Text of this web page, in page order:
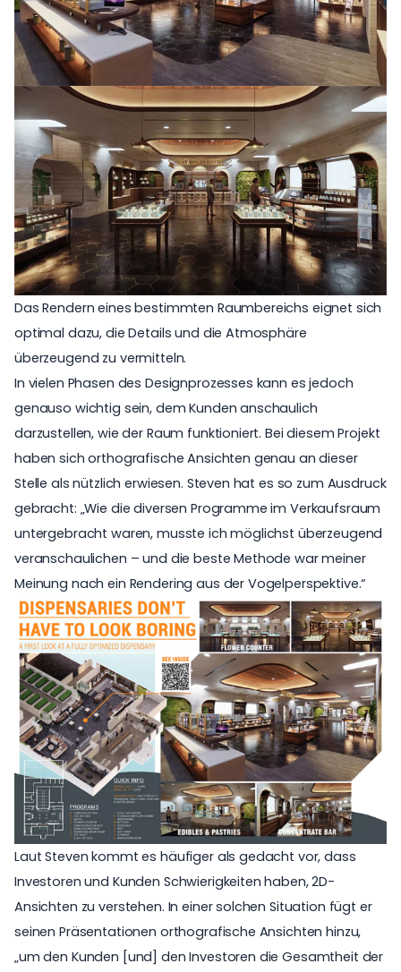
Das Rendern eines bestimmten Raumbereichs eignet sich
optimal dazu, die Details und die Atmosphäre
überzeugend zu vermitteln.
In vielen Phasen des Designprozesses kann es jedoch
genauso wichtig sein, dem Kunden anschaulich
darzustellen, wie der Raum funktioniert. Bei diesem Projekt
haben sich orthografische Ansichten genau an dieser
Stelle als nützlich erwiesen. Steven hat es so zum Ausdruck
gebracht: „Wie die diversen Programme im Verkaufsraum
untergebracht waren, musste ich möglichst überzeugend
veranschaulichen – und die beste Methode war meiner
Meinung nach ein Rendering aus der Vogelperspektive.“
Laut Steven kommt es häufiger als gedacht vor, dass
Investoren und Kunden Schwierigkeiten haben, 2D-
Ansichten zu verstehen. In einer solchen Situation fügt er
seinen Präsentationen orthografische Ansichten hinzu,
„um den Kunden [und] den Investoren die Gesamtheit der